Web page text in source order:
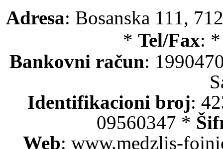
Adresa: Bosanska 111,
* Tel/Fax:
Bankovni račun:
Identifikacioni broj:
09560347 *
Web: www.medzlis-